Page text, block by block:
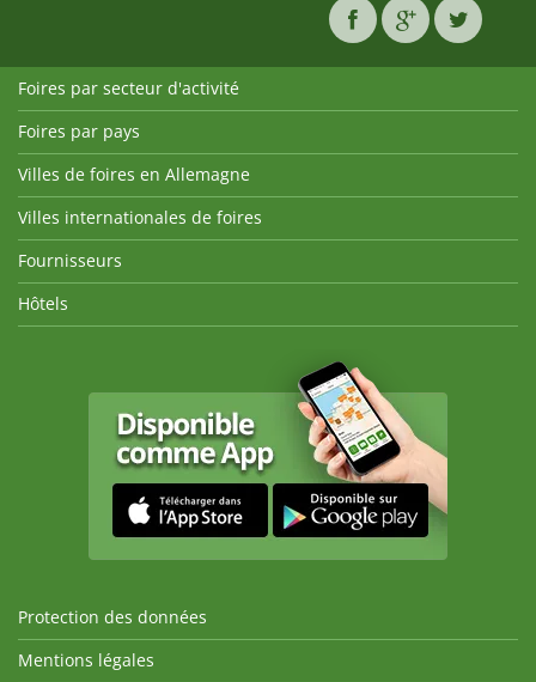
Foires par secteur d'activité
Foires par pays
Villes de foires en Allemagne
Villes internationales de foires
Fournisseurs
Hôtels
Protection des données
Mentions légales